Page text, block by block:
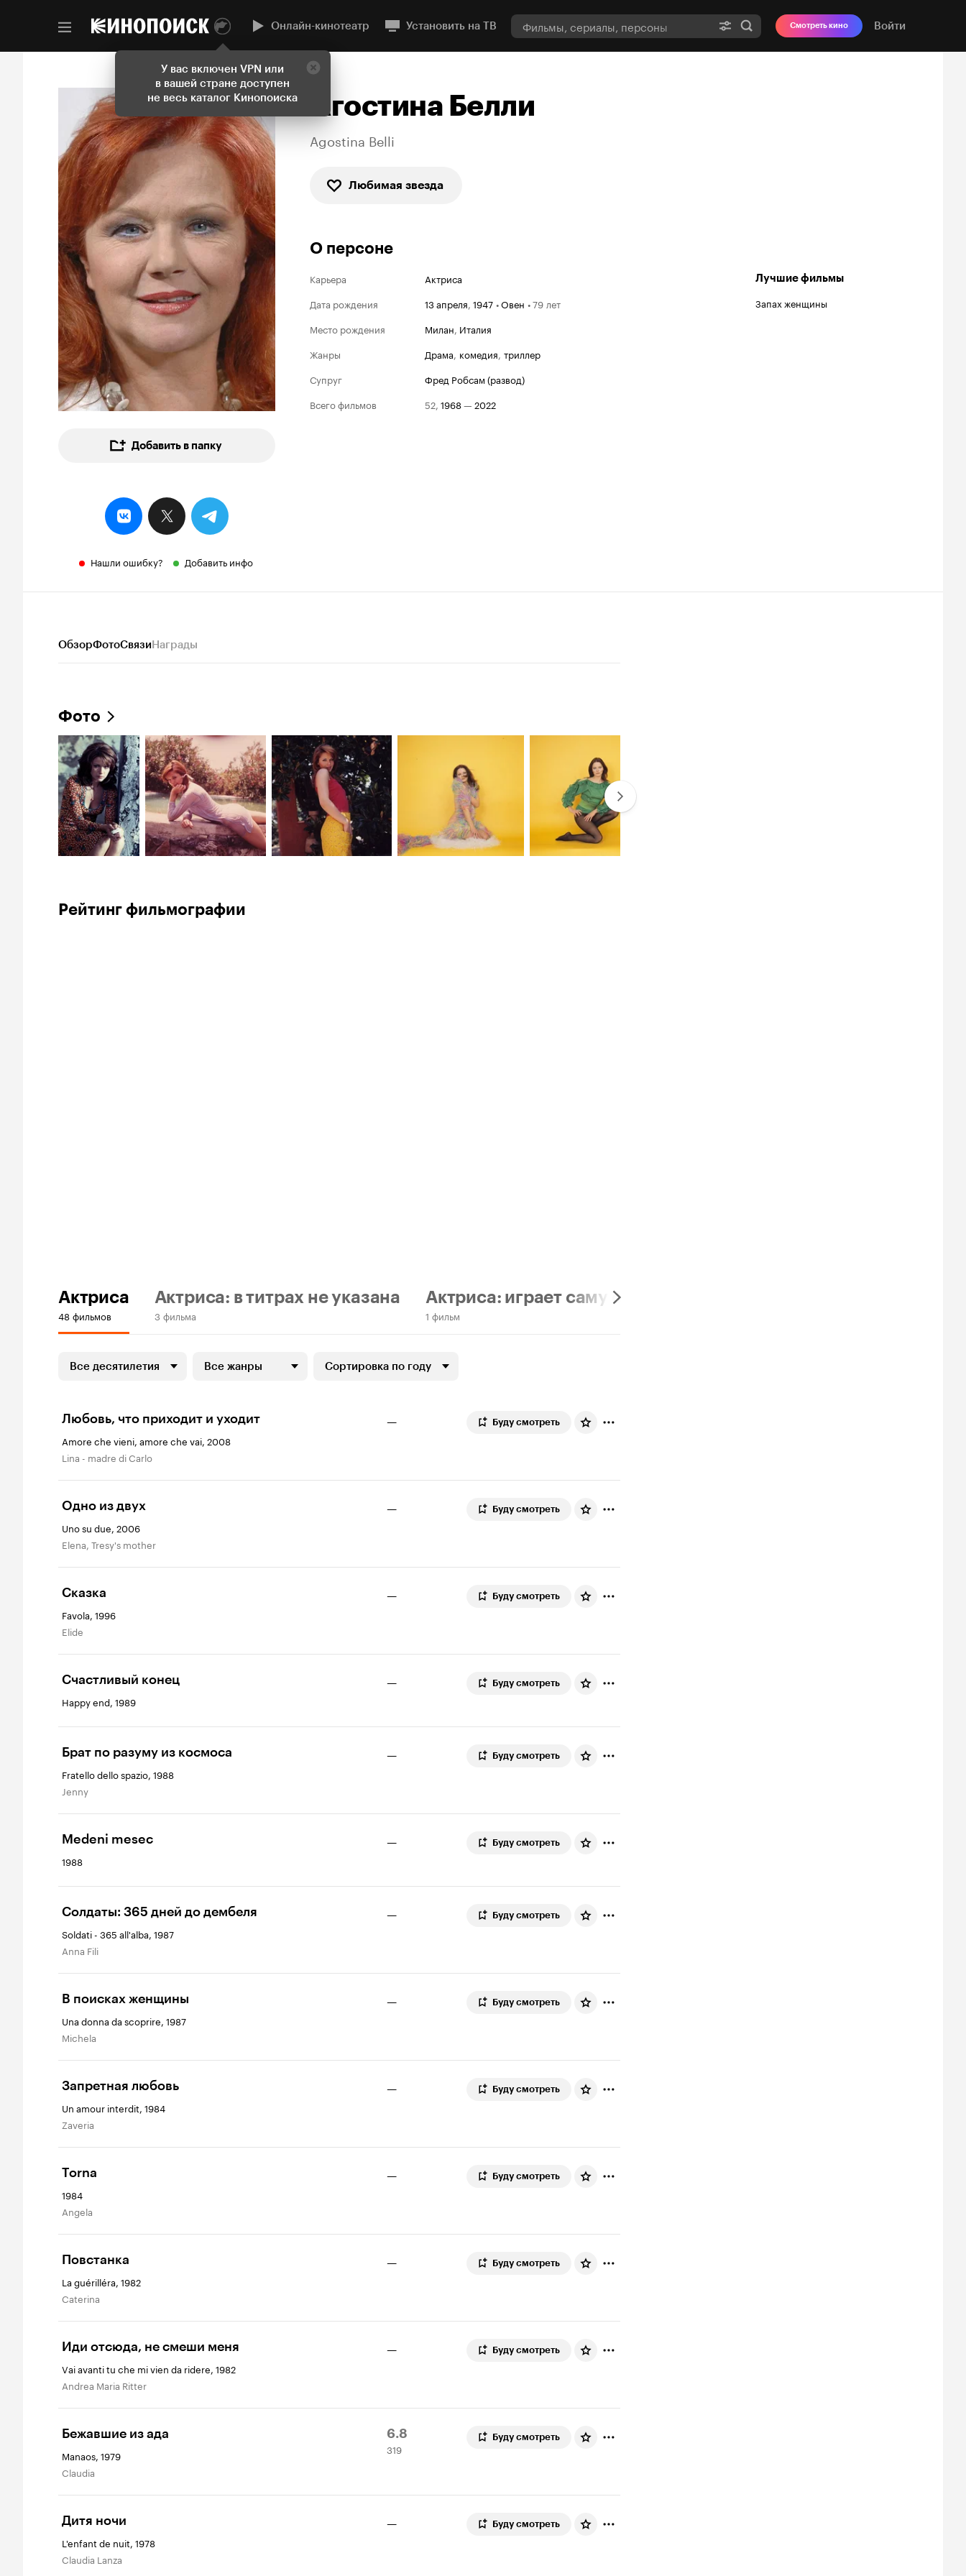
У вас включен VPN или
в вашей стране доступен
не весь каталог Кинопоиска
Онлайн-кинотеатр Установить на ТВ Смотреть кино Войти
Добавить в папку
Нашли ошибку? Добавить инфо
Агостина Белли
Agostina Belli
Любимая звезда
О персоне
Карьера
Актриса
Дата рождения
13 апреля, 1947 •Овен •79 лет
Место рождения
Милан, Италия
Жанры
драма, комедия, триллер
Супруг
Фред Робсам (развод)
Всего фильмов
52, 1968— 2022
Лучшие фильмы
Запах женщины
ОбзорФотоСвязиНаграды
Фото
Рейтинг фильмографии
Актриса
48 фильмов
Актриса: в титрах не указана
3 фильма
Актриса: играет саму себя
1 фильм
Все десятилетия Все жанры Сортировка по году
Любовь, что приходит и уходит
Amore che vieni, amore che vai, 2008
Lina - madre di Carlo
— Буду смотреть
Одно из двух
Uno su due, 2006
Elena, Tresy's mother
— Буду смотреть
Сказка
Favola, 1996
Elide
— Буду смотреть
Счастливый конец
Happy end, 1989
— Буду смотреть
Брат по разуму из космоса
Fratello dello spazio, 1988
Jenny
— Буду смотреть
Medeni mesec
1988
— Буду смотреть
Солдаты: 365 дней до дембеля
Soldati - 365 all'alba, 1987
Anna Fili
— Буду смотреть
В поисках женщины
Una donna da scoprire, 1987
Michela
— Буду смотреть
Запретная любовь
Un amour interdit, 1984
Zaveria
— Буду смотреть
Torna
1984
Angela
— Буду смотреть
Повстанка
La guérilléra, 1982
Caterina
— Буду смотреть
Иди отсюда, не смеши меня
Vai avanti tu che mi vien da ridere, 1982
Andrea Maria Ritter
— Буду смотреть
Бежавшие из ада
Manaos, 1979
Claudia
Рейтинг
Кинопоиска
6.8
319
оценок
319
Буду смотреть
Дитя ночи
L'enfant de nuit, 1978
Claudia Lanza
— Буду смотреть